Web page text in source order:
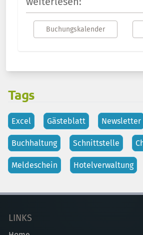
Buchungskalender
Tags
Excel Gästeblatt Newsletter
Buchhaltung Schnittstelle
Meldeschein Hotelverwaltung
LINKS